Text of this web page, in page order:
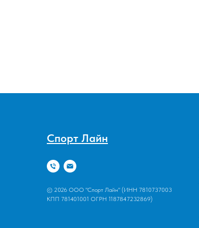
Спорт Лайн
© 2026 ООО "Спорт Лайн" (ИНН 7810737003
КПП 781401001 ОГРН 1187847232869)